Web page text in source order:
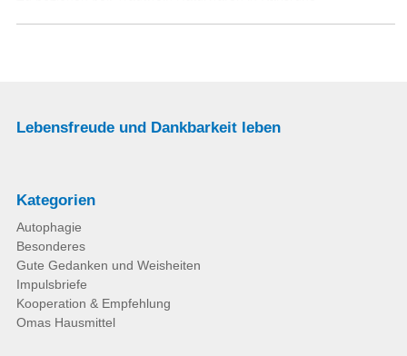
Lebensfreude und Dankbarkeit leben
Kategorien
Autophagie
Besonderes
Gute Gedanken und Weisheiten
Impulsbriefe
Kooperation & Empfehlung
Omas Hausmittel